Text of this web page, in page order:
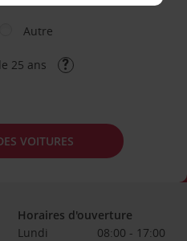
Autre
25 ans
VOITURES
Horaires d'ouverture
Lundi
08:00 - 17:00